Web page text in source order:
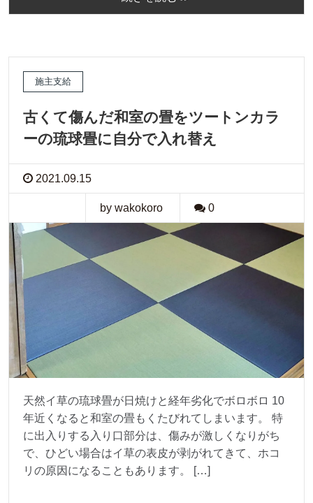
施主支給
古くて傷んだ和室の畳をツートンカラ
ーの琉球畳に自分で入れ替え
2021.09.15
by wakokoro 0
天然イ草の琉球畳が日焼けと経年劣化でボロボロ 10
年近くなると和室の畳もくたびれてしまいます。 特
に出入りする入り口部分は、傷みが激しくなりがち
で、ひどい場合はイ草の表皮が剥がれてきて、ホコ
リの原因になることもあります。 […]